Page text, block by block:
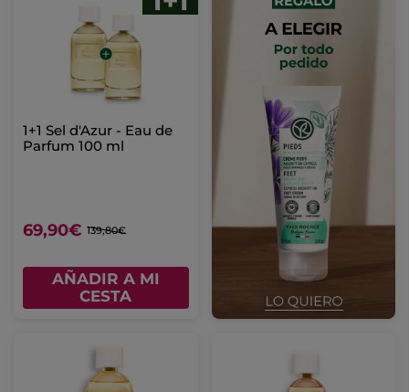
1+1 Sel d'Azur - Eau de
Parfum 100 ml
69,90€ 139,80€
AÑADIR A MI
CESTA